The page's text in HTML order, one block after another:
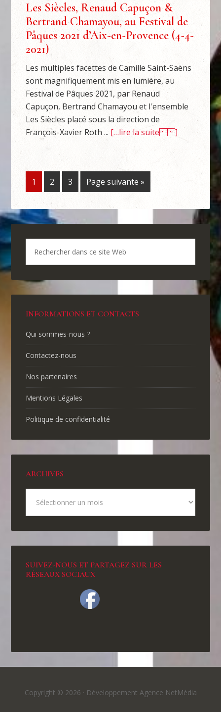
Les Siècles, Renaud Capuçon &
Bertrand Chamayou, au Festival de
Pâques 2021 d’Aix-en-Provence (4-4-
2021)
Les multiples facettes de Camille Saint-Saëns
sont magnifiquement mis en lumière, au
Festival de Pâques 2021, par Renaud
Capuçon, Bertrand Chamayou et l'ensemble
Les Siècles placé sous la direction de
François-Xavier Roth ... […lire la suite]
1 2 3 Page suivante »
INFORMATIONS ET CONTACTS
Qui sommes-nous ?
Contactez-nous
Nos partenaires
Mentions Légales
Politique de confidentialité
ARCHIVES
SUIVEZ-NOUS ET PARTAGEZ SUR LES
RÉSEAUX SOCIAUX
Copyright © 2026 · Développement Agence NetMédia